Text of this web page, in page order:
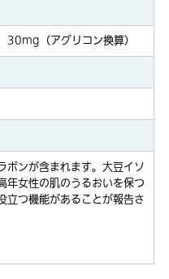
（アグリコン換算）
ボンが含まれます。大豆イソ
年女性の肌のうるおいを保つ
立つ機能があることが報告さ